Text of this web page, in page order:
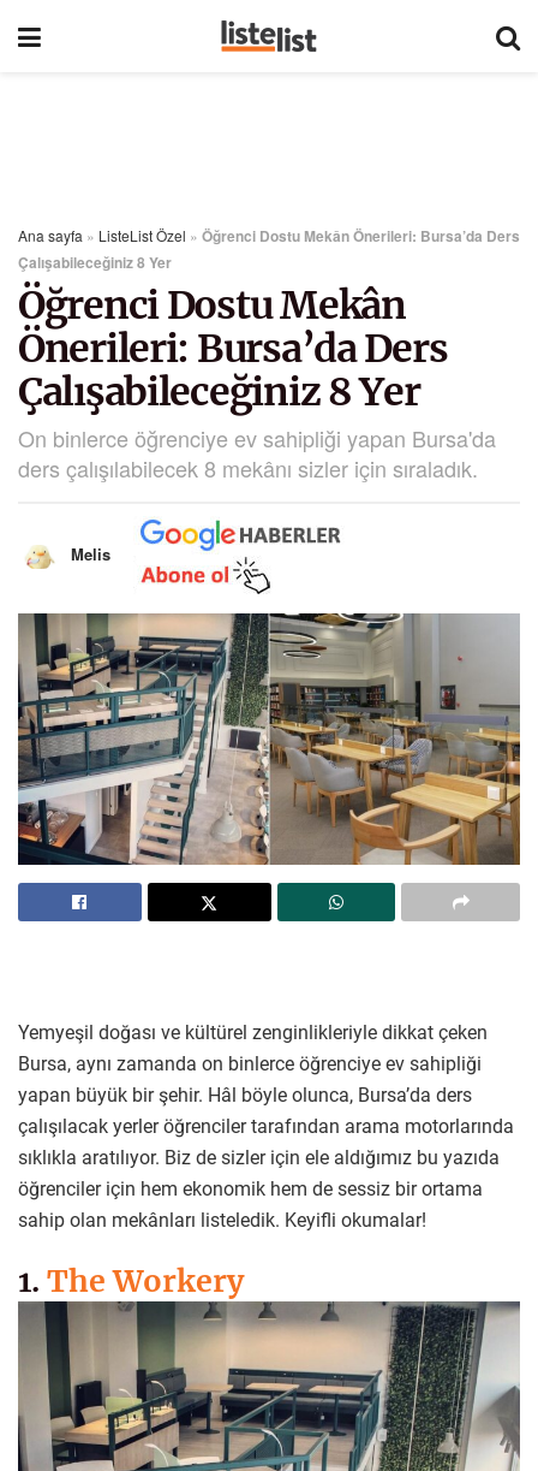
Ana sayfa » ListeList Özel » Öğrenci Dostu Mekân Önerileri: Bursa’da Ders
Çalışabileceğiniz 8 Yer
Öğrenci Dostu Mekân
Önerileri: Bursa’da Ders
Çalışabileceğiniz 8 Yer
On binlerce öğrenciye ev sahipliği yapan Bursa'da
ders çalışılabilecek 8 mekânı sizler için sıraladık.
Melis
Yemyeşil doğası ve kültürel zenginlikleriyle dikkat çeken
Bursa, aynı zamanda on binlerce öğrenciye ev sahipliği
yapan büyük bir şehir. Hâl böyle olunca, Bursa’da ders
çalışılacak yerler öğrenciler tarafından arama motorlarında
sıklıkla aratılıyor. Biz de sizler için ele aldığımız bu yazıda
öğrenciler için hem ekonomik hem de sessiz bir ortama
sahip olan mekânları listeledik. Keyifli okumalar!
1. The Workery